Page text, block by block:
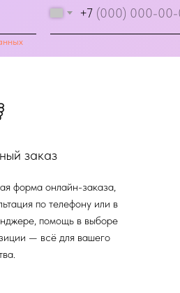
+7
заказ
форма онлайн-заказа,
по телефону или в
помощь в выборе
— всё для вашего